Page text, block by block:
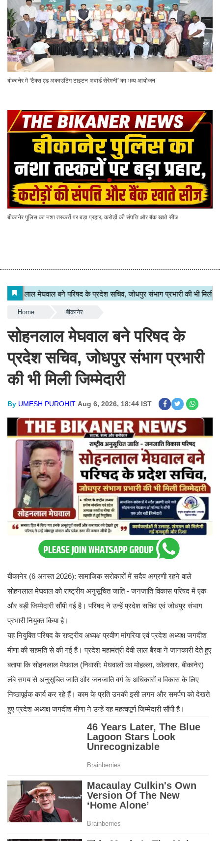
बीकानेर में ‘टैक्स एंड अकाउंटिंग टाइटन अवार्ड सेरेमनी’ का भव्य आयोजन
बीकानेर पुलिस का नशा तस्करों पर बड़ा प्रहार, करोड़ों की संपत्ति और बैंक खाते सीज
Home बीकानेर
सोहनलाल मेघवाल बने परिषद के
प्रदेश सचिव, जोधपुर संभाग प्रभारी
की भी मिली जिम्मेदारी
By UMESH PUROHIT Aug 6, 2026, 18:44 IST
बीकानेर (6 अगस्त 2026): सामाजिक सरोकारों में सदैव अग्रणी रहने वाले
सोहनलाल मेघवाल को राष्ट्रीय अनुसूचित जाति - जनजाति विकास परिषद में एक
और बड़ी जिम्मेदारी सौंपी गई है। परिषद ने उन्हें प्रदेश सचिव एवं जोधपुर संभाग
प्रभारी नियुक्त किया है।
यह नियुक्ति परिषद के राष्ट्रीय अध्यक्ष प्रवीण मांगरिया एवं प्रदेश अध्यक्ष जगदीश
मीणा की सहमति से की गई है। प्रदेश महामंत्री देवी लाल बैरवा ने जानकारी देते हुए
बताया कि सोहनलाल मेघवाल (निवासी: मेघवालों का मोहल्ला, कोलासर, बीकानेर)
लंबे समय से अनुसूचित जाति और जनजाति वर्ग के अधिकारों व विकास के लिए
निष्ठापूर्वक कार्य कर रहे हैं। काम के प्रति उनकी इसी लगन और समर्पण को देखते
हुए प्रदेश अध्यक्ष जगदीश मीणा ने उन्हें यह महत्वपूर्ण जिम्मेदारी सौंपी है।